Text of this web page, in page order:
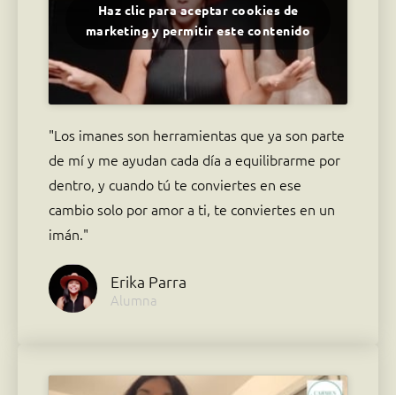
Haz clic para aceptar cookies de
marketing y permitir este contenido
"Los imanes son herramientas que ya son parte
de mí y me ayudan cada día a equilibrarme por
dentro, y cuando tú te conviertes en ese
cambio solo por amor a ti, te conviertes en un
imán."
Erika Parra
Alumna